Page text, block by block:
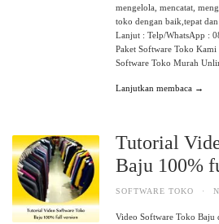
mengelola, mencatat,
toko dengan baik,tepat
Lanjut : Telp/WhatsApp :
Paket Software Toko
Software Toko Murah
Lanjutkan membaca →
Tutorial
Baju 100%
SOFTWARE TOKO ·
Video Software Toko Baju